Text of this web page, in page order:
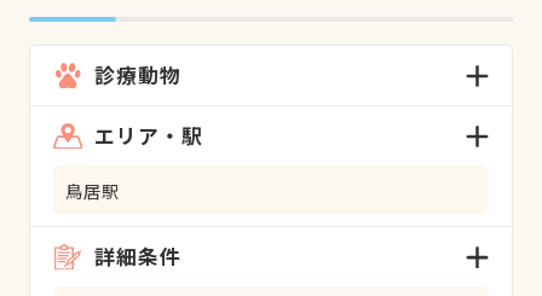
診療動物
エリア・駅
鳥居駅
詳細条件